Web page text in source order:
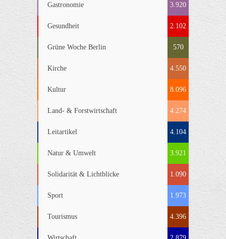
Gastronomie 3.920
Gesundheit 2.102
Grüne Woche Berlin 570
Kirche 4.550
Kultur 8.096
Land- & Forstwirtschaft 4.274
Leitartikel 4.104
Natur & Umwelt 3.921
Solidarität & Lichtblicke 1.090
Sport 1.973
Tourismus 4.396